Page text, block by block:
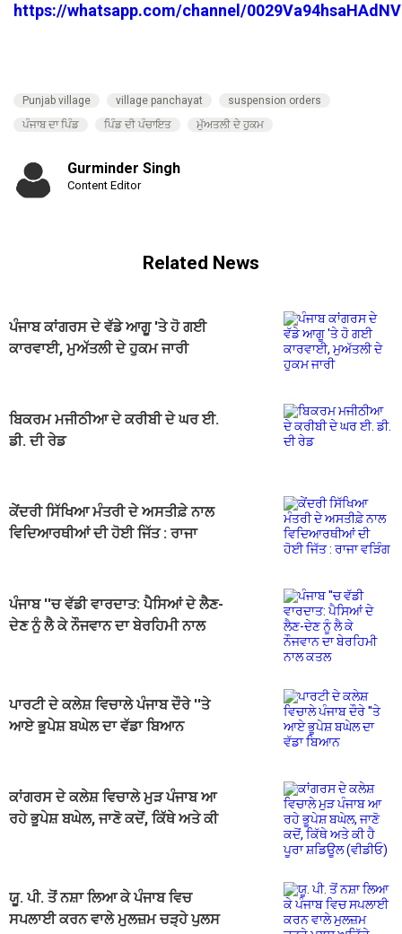
https://whatsapp.com/channel/
Punjab village village panchayat
suspension orders
ਪੰਜਾਬ ਦਾ ਪਿੰਡ
ਪਿੰਡ ਦੀ ਪੰਚਾਇਤ ਮੁੱਅਤਲੀ ਦੇ ਹੁਕਮ
Gurminder Singh
Content Editor
Related News
ਪੰਜਾਬ ਕਾਂਗਰਸ ਦੇ ਵੱਡੇ ਆਗੂ 'ਤੇ ਹੋ ਗਈ
ਕਾਰਵਾਈ, ਮੁਅੱਤਲੀ ਦੇ ਹੁਕਮ ਜਾਰੀ
ਬਿਕਰਮ ਮਜੀਠੀਆ ਦੇ ਕਰੀਬੀ ਦੇ ਘਰ ਈ.
ਡੀ. ਦੀ ਰੇਡ
ਕੇਂਦਰੀ ਸਿੱਖਿਆ ਮੰਤਰੀ ਦੇ ਅਸਤੀਫ਼ੇ ਨਾਲ
ਵਿਦਿਆਰਥੀਆਂ ਦੀ ਹੋਈ ਜਿੱਤ : ਰਾਜਾ
ਪੰਜਾਬ ''ਚ ਵੱਡੀ ਵਾਰਦਾਤ: ਪੈਸਿਆਂ ਦੇ ਲੈਣ-
ਦੇਣ ਨੂੰ ਲੈ ਕੇ ਨੌਜਵਾਨ ਦਾ ਬੇਰਹਿਮੀ ਨਾਲ
ਪਾਰਟੀ ਦੇ ਕਲੇਸ਼ ਵਿਚਾਲੇ ਪੰਜਾਬ ਦੌਰੇ ''ਤੇ
ਆਏ ਭੂਪੇਸ਼ ਬਘੇਲ ਦਾ ਵੱਡਾ ਬਿਆਨ
ਕਾਂਗਰਸ ਦੇ ਕਲੇਸ਼ ਵਿਚਾਲੇ ਮੁੜ ਪੰਜਾਬ ਆ
ਰਹੇ ਭੂਪੇਸ਼ ਬਘੇਲ, ਜਾਣੋ ਕਦੋਂ, ਕਿੱਥੇ ਅਤੇ ਕੀ
ਯੂ. ਪੀ. ਤੋਂ ਨਸ਼ਾ ਲਿਆ ਕੇ ਪੰਜਾਬ ਵਿਚ
ਸਪਲਾਈ ਕਰਨ ਵਾਲੇ ਮੁਲਜ਼ਮ ਚੜ੍ਹੇ ਪੁਲਸ